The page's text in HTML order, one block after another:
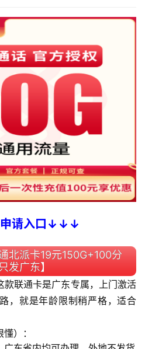
请入口↓↓↓
北派卡19元150G+100分
发广东】
款联通卡是广东专属，上门激活
，就是年龄限制稍严格，适合
）：